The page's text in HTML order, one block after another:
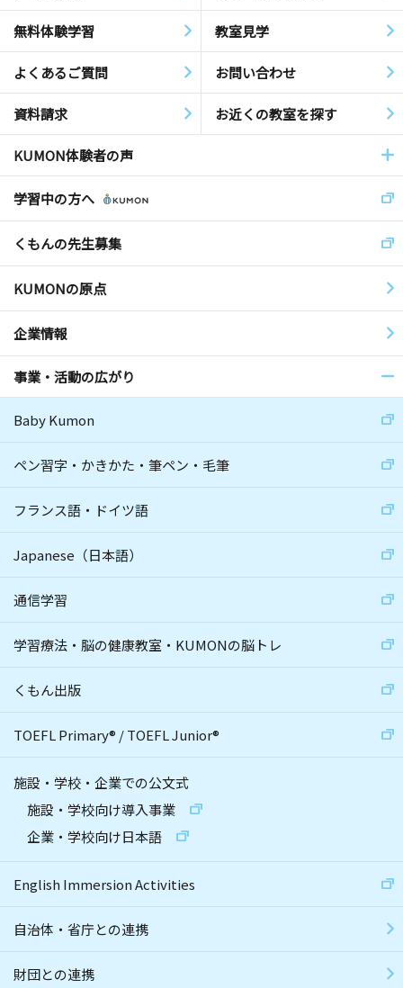
無料体験学習 教室見学
よくあるご質問 お問い合わせ
資料請求 お近くの教室を探す
KUMON体験者の声
学習中の方へ
くもんの先生募集
KUMONの原点
企業情報
事業・活動の広がり
Baby Kumon
ペン習字・かきかた・筆ペン・毛筆
フランス語・ドイツ語
Japanese（日本語）
通信学習
学習療法・脳の健康教室・KUMONの脳トレ
くもん出版
TOEFL Primary® /TOEFL Junior®
施設・学校・企業での公文式
施設・学校向け導入事業
企業・学校向け日本語
English Immersion Activities
自治体・省庁との連携
財団との連携